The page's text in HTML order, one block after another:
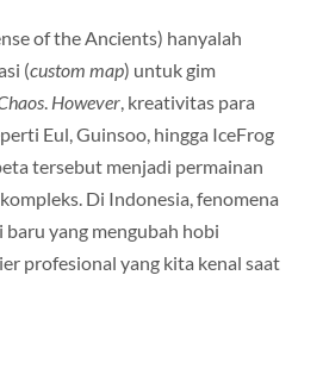
of the Ancients) hanyalah
(custom map) untuk gim
. However, kreativitas para
Eul, Guinsoo, hingga IceFrog
tersebut menjadi permainan
Di Indonesia, fenomena
yang mengubah hobi
profesional yang kita kenal saat